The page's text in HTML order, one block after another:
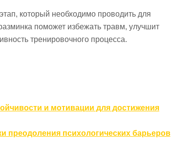
который необходимо проводить для
поможет избежать травм, улучшит
тренировочного процесса.
и мотивации для достижения
преодоления психологических барьеров